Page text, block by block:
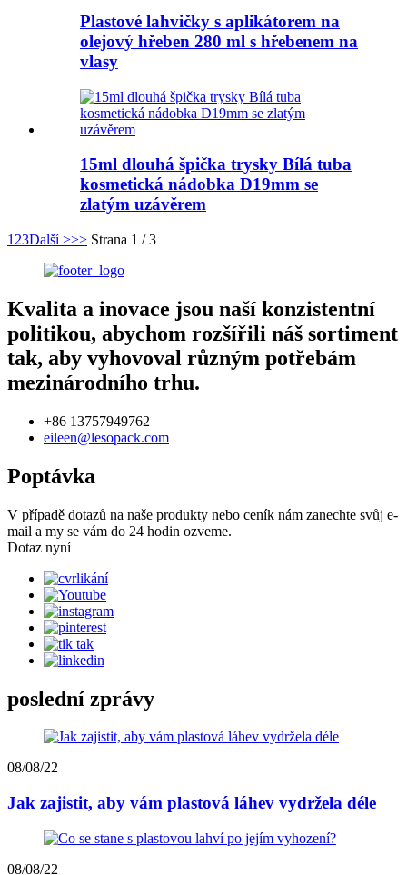
Plastové lahvičky s aplikátorem na
olejový hřeben 280 ml s hřebenem na
vlasy
15ml dlouhá špička trysky Bílá tuba
kosmetická nádobka D19mm se
zlatým uzávěrem
1 23Další >>> Strana 1 / 3
Kvalita a inovace jsou naší konzistentní
politikou, abychom rozšířili náš sortiment
tak, aby vyhovoval různým potřebám
mezinárodního trhu.
+86 13757949762
eileen@lesopack.com
Poptávka
V případě dotazů na naše produkty nebo ceník nám zanechte svůj e-
mail a my se vám do 24 hodin ozveme.
Dotaz nyní
poslední zprávy
08/08/22
Jak zajistit, aby vám plastová láhev vydržela déle
08/08/22